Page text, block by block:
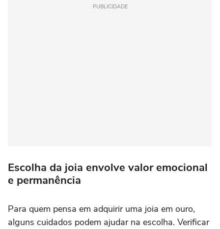
PUBLICIDADE
Escolha da joia envolve valor emocional
e permanência
Para quem pensa em adquirir uma joia em ouro,
alguns cuidados podem ajudar na escolha. Verificar